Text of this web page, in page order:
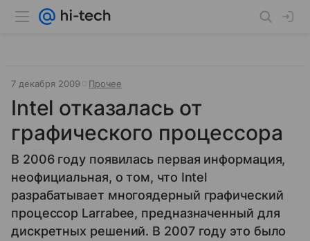
7 декабря 2009 Прочее
Intel отказалась от
графического процессора
В 2006 году появилась первая информация,
неофициальная, о том, что Intel
разрабатывает многоядерный графический
процессор Larrabee, предназначенный для
дискретных решений. В 2007 году это было